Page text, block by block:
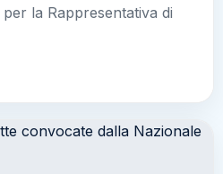
la Rappresentativa di